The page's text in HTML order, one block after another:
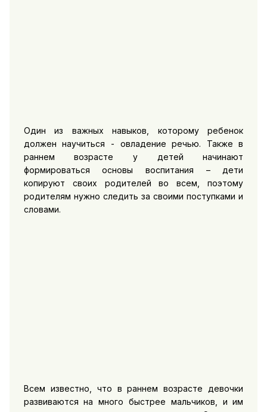
Один из важных навыков, которому ребенок
должен научиться - овладение речью. Также в
раннем возрасте у детей начинают
формироваться основы воспитания – дети
копируют своих родителей во всем, поэтому
родителям нужно следить за своими поступками и
словами.
Всем известно, что в раннем возрасте девочки
развиваются на много быстрее мальчиков, и им